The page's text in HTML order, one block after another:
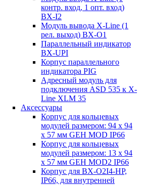
контр. вход, 1 опт. вход)
BX-I2
Модуль вывода X-Line (1
рел. выход) BX-O1
Параллельный индикатор
BX-UPI
Корпус параллельного
индикатора PIG
Адресный модуль для
подключения ASD 535 к X-
Line XLM 35
Аксессуары
Корпус для кольцевых
модулей размером: 94 x 94
x 57 мм GEH MOD IP66
Корпус для кольцевых
модулей размером: 13 x 94
x 57 мм GEH MOD2 IP66
Корпус для BX-O2I4-HP,
IP66, для внутренней